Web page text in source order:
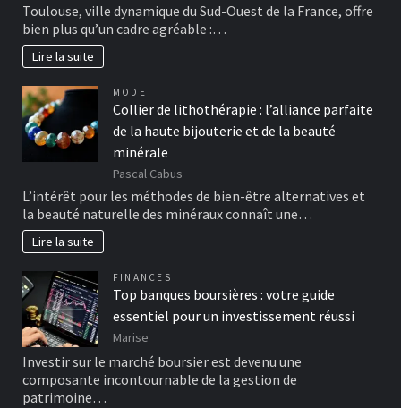
Toulouse, ville dynamique du Sud-Ouest de la France, offre
bien plus qu’un cadre agréable :…
Lire la suite
MODE
Collier de lithothérapie : l’alliance parfaite
de la haute bijouterie et de la beauté
minérale
Pascal Cabus
L’intérêt pour les méthodes de bien-être alternatives et
la beauté naturelle des minéraux connaît une…
Lire la suite
FINANCES
Top banques boursières : votre guide
essentiel pour un investissement réussi
Marise
Investir sur le marché boursier est devenu une
composante incontournable de la gestion de
patrimoine…